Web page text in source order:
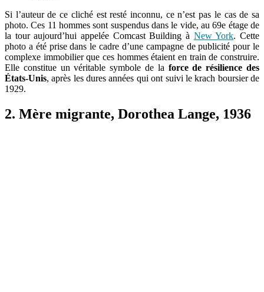
Si l’auteur de ce cliché est resté inconnu, ce n’est pas le cas de sa
photo. Ces 11 hommes sont suspendus dans le vide, au 69e étage de
la tour aujourd’hui appelée Comcast Building à New York. Cette
photo a été prise dans le cadre d’une campagne de publicité pour le
complexe immobilier que ces hommes étaient en train de construire.
Elle constitue un véritable symbole de la force de résilience des
États-Unis, après les dures années qui ont suivi le krach boursier de
1929.
2. Mère migrante, Dorothea Lange, 1936